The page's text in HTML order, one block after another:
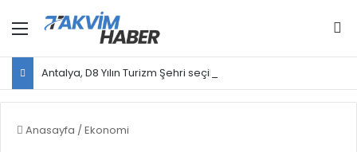
Menü
Antalya, D8 Yılın Turizm Şehri seçildi
Anasayfa / Ekonomi